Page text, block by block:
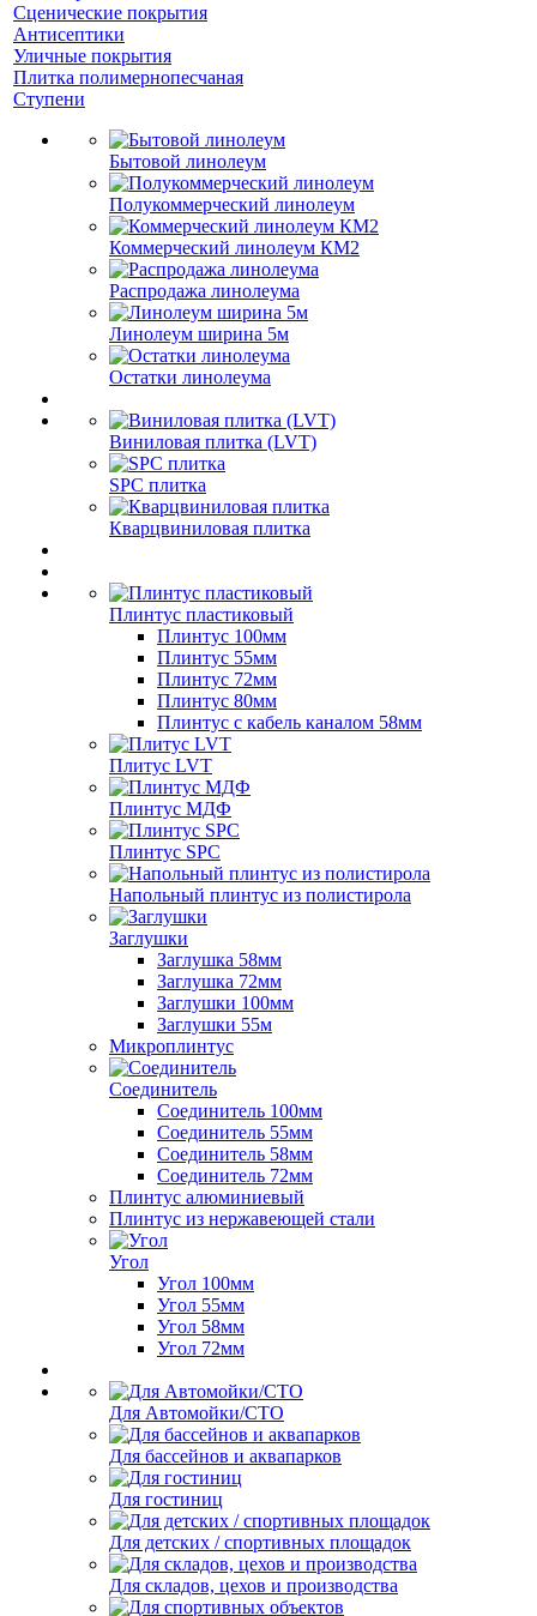
Сценические покрытия
Антисептики
Уличные покрытия
Плитка полимернопесчаная
Ступени
Бытовой линолеум
Полукоммерческий линолеум
Коммерческий линолеум КМ2
Распродажа линолеума
Линолеум ширина 5м
Остатки линолеума
Виниловая плитка (LVT)
SPC плитка
Кварцвиниловая плитка
Плинтус пластиковый
Плинтус 100мм
Плинтус 55мм
Плинтус 72мм
Плинтус 80мм
Плинтус с кабель каналом 58мм
Плитус LVT
Плинтус МДФ
Плинтус SPC
Напольный плинтус из полистирола
Заглушки
Заглушка 58мм
Заглушка 72мм
Заглушки 100мм
Заглушки 55м
Микроплинтус
Соединитель
Соединитель 100мм
Соединитель 55мм
Соединитель 58мм
Соединитель 72мм
Плинтус алюминиевый
Плинтус из нержавеющей стали
Угол
Угол 100мм
Угол 55мм
Угол 58мм
Угол 72мм
Для Автомойки/СТО
Для бассейнов и аквапарков
Для гостиниц
Для детских / спортивных площадок
Для складов, цехов и производства